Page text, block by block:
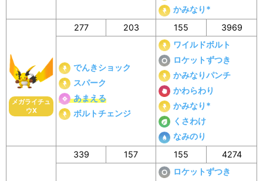
かみなり*
メガライチュ
ウX
277 203 155 3969
でんきショック
スパーク
あまえる
ボルトチェンジ
ワイルドボルト
ロケットずつき
かみなりパンチ
かわらわり
かみなり*
くさわけ
なみのり
339 157 155 4274
ロケットずつき